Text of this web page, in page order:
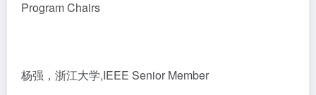
Program Chairs
杨强，浙江大学,IEEE Senior Member